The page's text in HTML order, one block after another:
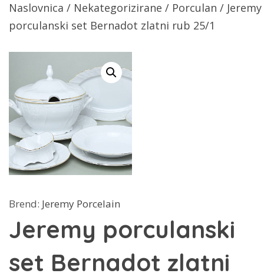
Naslovnica / Nekategorizirane / Porculan / Jeremy
porculanski set Bernadot zlatni rub 25/1
Brend: Jeremy Porcelain
Jeremy porculanski
set Bernadot zlatni